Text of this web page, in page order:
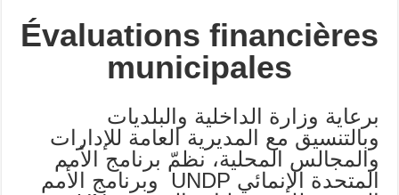
Évaluations financières
municipales
برعاية وزارة الداخلية والبلديات
وبالتنسيق مع المديرية العامة للإدارات
والمجالس المحلية، نظمّ برنامج الأمم
المتحدة الإنمائي UNDP وبرنامج الأمم